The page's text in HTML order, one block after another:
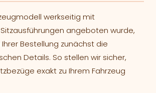
werkseitig mit
angeboten wurde,
Bestellung zunächst die
Details. So stellen wir sicher,
exakt zu Ihrem Fahrzeug